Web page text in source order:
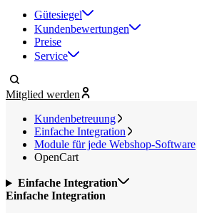
Gütesiegel
Kundenbewertungen
Preise
Service
Mitglied werden
Kundenbetreuung
Einfache Integration
Module für jede Webshop-Software
OpenCart
Einfache Integration
Einfache Integration